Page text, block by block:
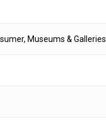
Museums & Galleries